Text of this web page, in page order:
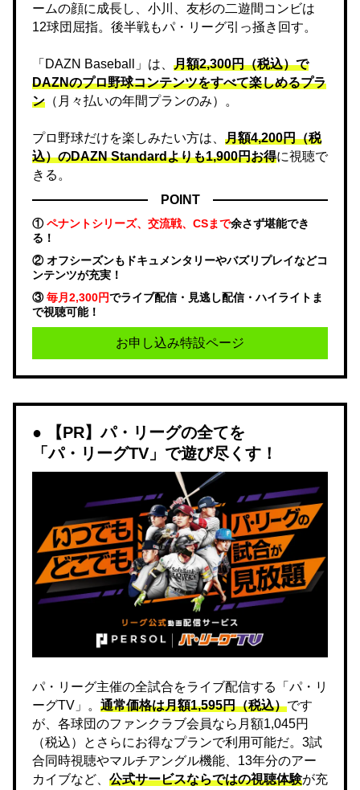
ームの顔に成長し、小川、友杉の二遊間コンビは
12球団屈指。後半戦もパ・リーグ引っ掻き回す。
「DAZN Baseball」は、 月額2,300円（税込）で
DAZNのプロ野球コンテンツをすべて楽しめるプラ
ン （月々払いの年間プランのみ）。
プロ野球だけを楽しみたい方は、 月額4,200円（税
込）のDAZN Standard​よりも1,900円お得に視聴で
きる。
POINT
①ペナントシリーズ、交流戦、CSまで余さず堪能でき
る！
② オフシーズンもドキュメンタリーやバズリプレイなどコ
ンテンツが充実！
③毎月2,300円でライブ配信・見逃し配信・ハイライトま
で視聴可能！
お申し込み特設ページ
【PR】パ・リーグの全てを
「パ・リーグTV」で遊び尽くす！
パ・リーグ主催の全試合をライブ配信する「パ・リ
ーグTV」。 通常価格は月額1,595円（税込）です
が、各球団のファンクラブ会員なら月額1,045円
（税込）とさらにお得なプランで利用可能だ。3試
合同時視聴やマルチアングル機能、13年分のアー
カイブなど、 公式サービスならではの視聴体験が充